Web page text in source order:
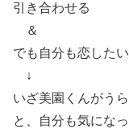
引き合わせる
＆
でも自分も恋した
↓
いざ美園くんがう
と、自分も気にな